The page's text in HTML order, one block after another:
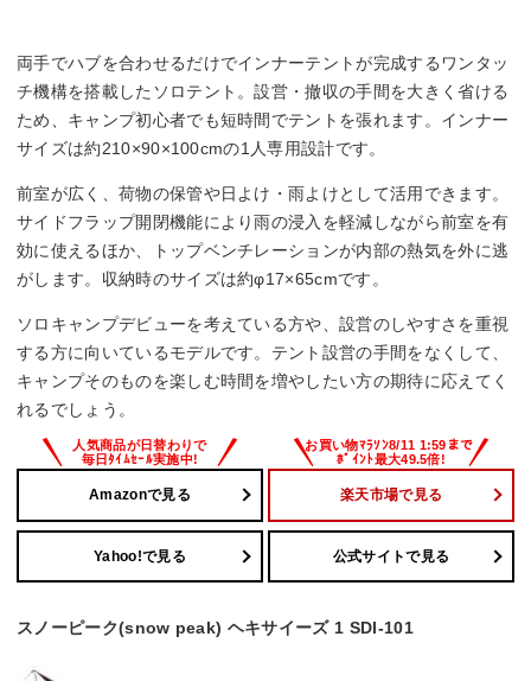
両手でハブを合わせるだけでインナーテントが完成するワンタッ
チ機構を搭載したソロテント。設営・撤収の手間を大きく省ける
ため、キャンプ初心者でも短時間でテントを張れます。インナー
サイズは約210×90×100cmの1人専用設計です。
前室が広く、荷物の保管や日よけ・雨よけとして活用できます。
サイドフラップ開閉機能により雨の浸入を軽減しながら前室を有
効に使えるほか、トップベンチレーションが内部の熱気を外に逃
がします。収納時のサイズは約φ17×65cmです。
ソロキャンプデビューを考えている方や、設営のしやすさを重視
する方に向いているモデルです。テント設営の手間をなくして、
キャンプそのものを楽しむ時間を増やしたい方の期待に応えてく
れるでしょう。
Amazonで見る 楽天市場で見る
Yahoo!で見る 公式サイトで見る
スノーピーク(snow peak) ヘキサイーズ 1 SDI-101